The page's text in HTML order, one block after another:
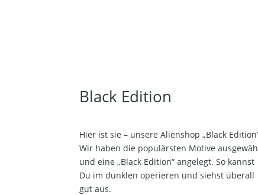
Black Edition
Hier ist sie – unsere Alienshop „Black
Wir haben die populärsten Motive
und eine „Black Edition“ angelegt. So kannst
Du im dunklen operieren und siehst überall
gut aus.